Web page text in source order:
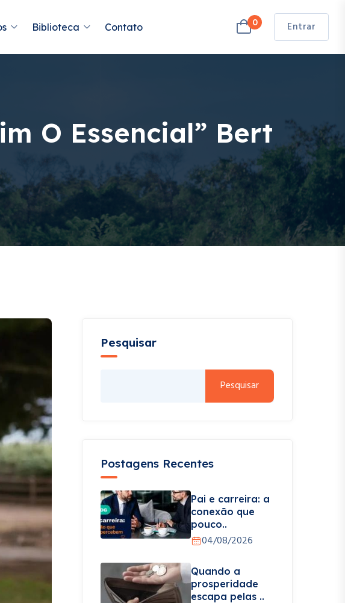
Biblioteca Contato 0 Entrar
O Essencial” Bert
Pesquisar
Pesquisar
Postagens Recentes
Pai e carreira: a
conexão que
pouco..
04/08/2026
Quando a
prosperidade
escapa pelas ..